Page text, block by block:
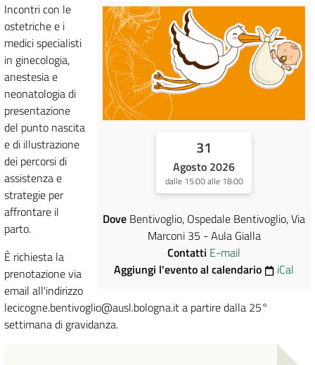
31
Agosto 2026
dalle 15:00 alle 18:00
Dove Bentivoglio, Ospedale Bentivoglio, Via
Marconi 35 - Aula Gialla
Contatti E-mail
Aggiungi l'evento al calendario
iCal
Incontri con le
ostetriche e i
medici specialisti
in ginecologia,
anestesia e
neonatologia di
presentazione
del punto nascita
e di illustrazione
dei percorsi di
assistenza e
strategie per
affrontare il
parto.
È richiesta la
prenotazione via
email all'indirizzo
lecicogne.bentivoglio@ausl.bologna.it a partire dalla 25°
settimana di gravidanza.